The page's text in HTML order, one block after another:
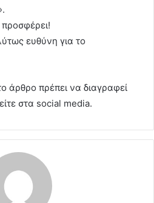
ευθύνη για το
άρθρο πρέπει να διαγραφεί
στα social media.